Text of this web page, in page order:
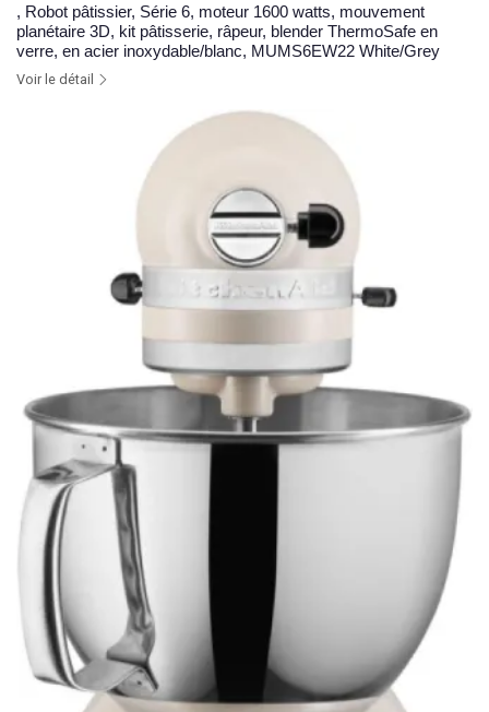
, Robot pâtissier, Série 6, moteur 1600 watts, mouvement
planétaire 3D, kit pâtisserie, râpeur, blender ThermoSafe en
verre, en acier inoxydable/blanc, MUMS6EW22 White/Grey
Voir le détail